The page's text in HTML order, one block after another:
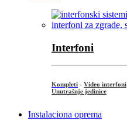
Interfoni
Kompleti - Video interfoni
Unutrašnje jedinice
Instalaciona oprema